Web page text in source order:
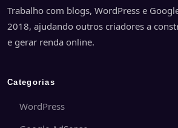
Trabalho com blogs, WordPress e
2018, ajudando outros criadores a
e gerar renda online.
Categorias
WordPress